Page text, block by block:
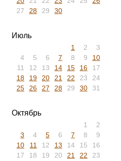
27
28 29 30
Июль
1 2
3
4
5 6 7 8 9
10
11
12 13 14 15 16
17
18
19 20 21 22 23
24
25
26 27 28 29 30 31
Октябрь
1
2
3
4 5 6 7 8
9
10
11 12 13 14 15
16
17
18 19 20 21 22
23